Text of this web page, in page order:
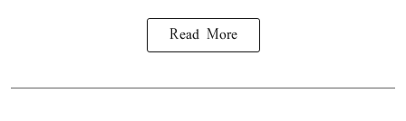
Read More